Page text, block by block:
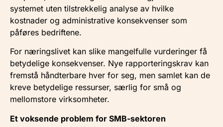
systemet uten tilstrekkelig analyse av hvilke
kostnader og administrative konsekvenser som
påføres bedriftene.
For næringslivet kan slike mangelfulle vurderinger få
betydelige konsekvenser. Nye rapporteringskrav kan
fremstå håndterbare hver for seg, men samlet kan de
kreve betydelige ressurser, særlig for små og
mellomstore virksomheter.
Et voksende problem for SMB-sektoren